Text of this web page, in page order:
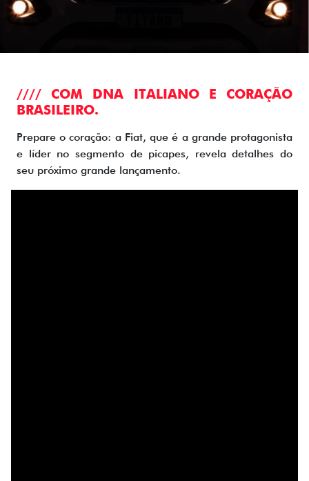
//// COM DNA ITALIANO E CORAÇÃO
BRASILEIRO.
Prepare o coração: a Fiat, que é a grande protagonista
e líder no segmento de picapes, revela detalhes do
seu próximo grande lançamento.